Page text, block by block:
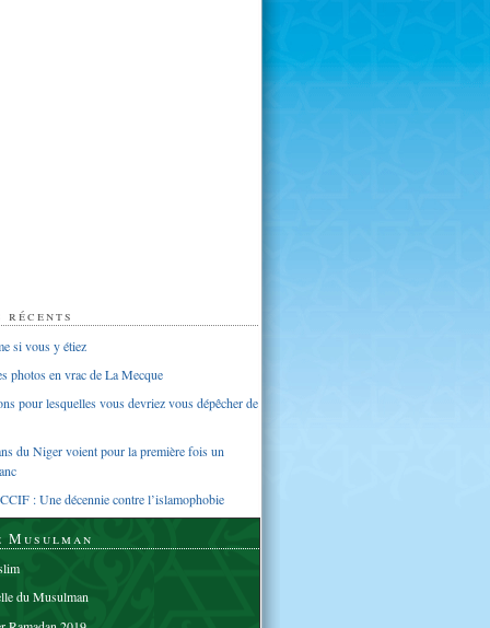
si vous y étiez
photos en vrac de La Mecque
pour lesquelles vous devriez vous dépêcher de
du Niger voient pour la première fois un
: Une décennie contre l’islamophobie
Musulman
du Musulman